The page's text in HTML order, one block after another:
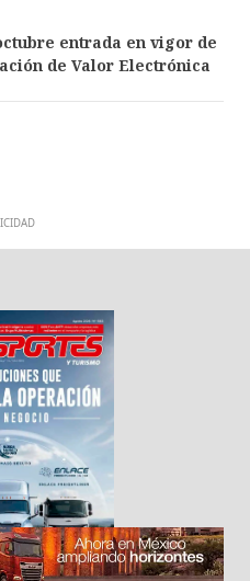
entrada en vigor de
de Valor Electrónica